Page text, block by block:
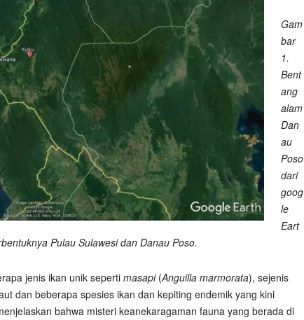
Gam
bar
1.
Bent
ang
alam
Dan
au
Poso
dari
goog
le
Eart
Pulau Sulawesi dan Danau Poso.
jenis ikan unik seperti masapi(Anguilla marmorata), sejenis
dan beberapa spesies ikan dan kepiting endemik yang kini
bahwa misteri keanekaragaman fauna yang berada di